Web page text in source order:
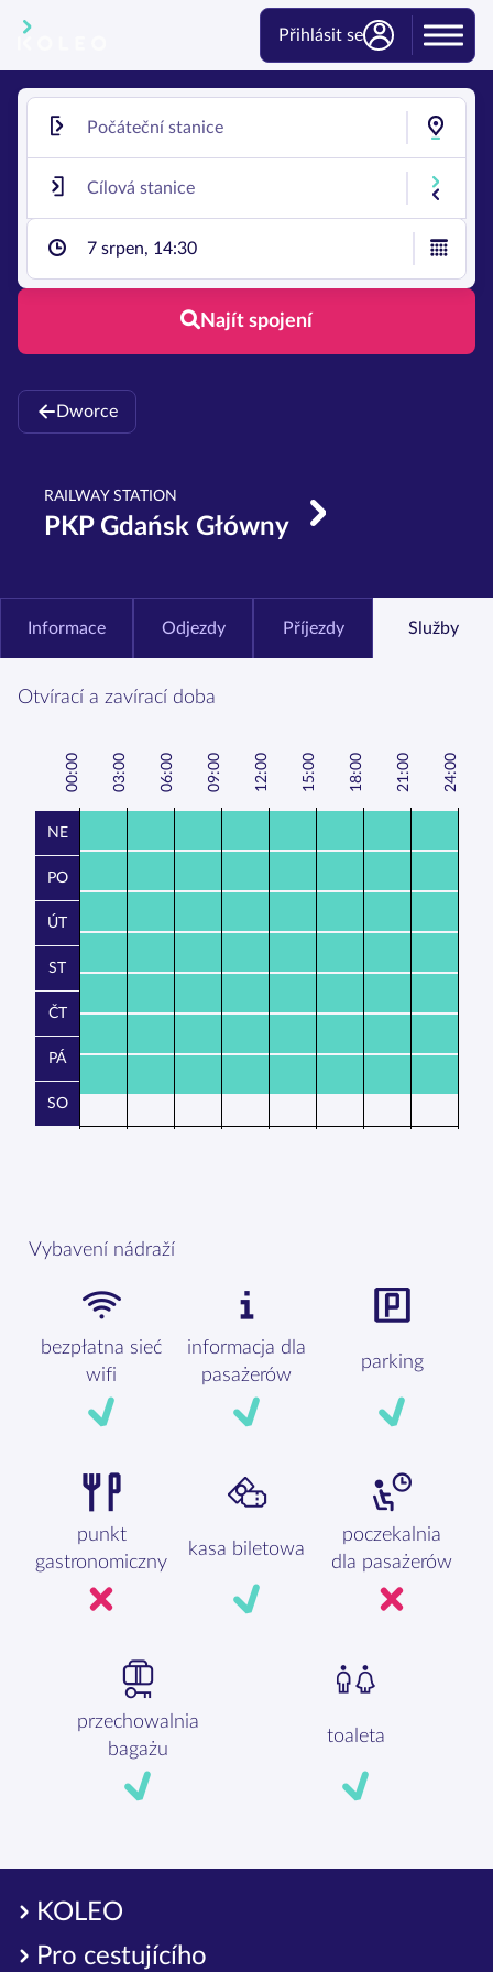
Přihlásit se
7 srpen, 14:30
Najít spojení
Dworce
RAILWAY STATION
PKP Gdańsk Główny
Informace Odjezdy Příjezdy Služby
Otvírací a zavírací doba
NE
PO
ÚT
ST
ČT
PÁ
SO
00:00 0
3:00
0
6:00
0
9:00 12:00 15:00 18:00 21:00 24:00
Vybavení nádraží
bezpłatna sieć
wifi
informacja dla
pasażerów
parking
punkt
gastronomiczny
kasa biletowa
poczekalnia
dla pasażerów
przechowalnia
bagażu
toaleta
KOLEO
Pro cestujícího